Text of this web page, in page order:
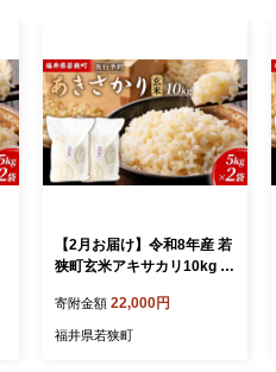
【2月お届け】令和8年産 若
狭町玄米アキサカリ10kg 米
寄附金額 22,000円
福井県若狭町